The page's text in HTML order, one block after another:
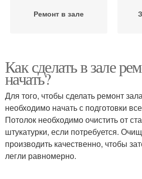
Ремонт в зале
Как сделать в зале
начать?
Для того, чтобы сделать ремонт
необходимо начать с подготовки
Потолок необходимо очистить от
штукатурки, если потребуется.
производить качественно, чтобы
легли равномерно.